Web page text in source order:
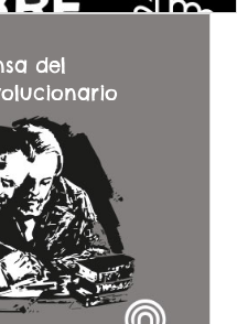
del
teórico del marxismo
reformistas y
las herramientas teóricas
base a las lecciones y
de combates de la clase
transformar el mundo de